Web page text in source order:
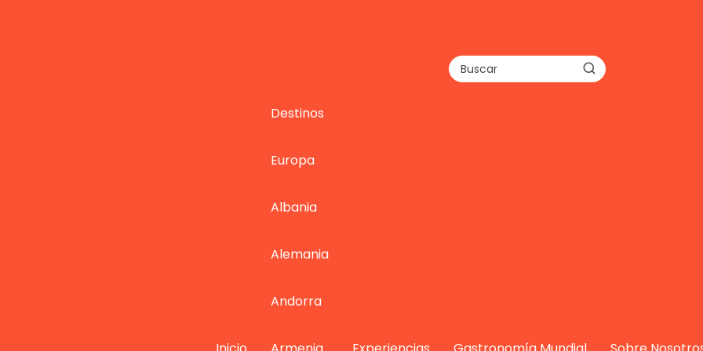
Destinos
Europa
Albania
Alemania
Andorra